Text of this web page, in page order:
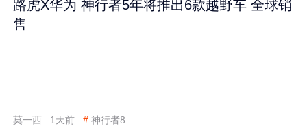
路虎X华为 神行者5年将推出6款越野车 全球销
售
莫一西 1天前 # 神行者8